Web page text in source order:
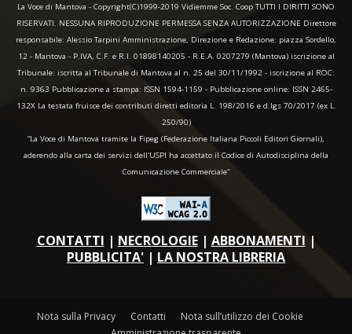
La Voce di Mantova - Copyright(C)1999-2019 Vidiemme Soc. Coop TUTTI I DIRITTI SONO
RISERVATI. NESSUNA RIPRODUZIONE PERMESSA SENZA AUTORIZZAZIONE Direttore
responsabile: Alessio Tarpini Amministrazione, Direzione e Redazione: piazza Sordello,
12 - Mantova - P.IVA, C.F. e R.I. 01898140205 - R.E.A. 0207279 (Mantova) iscrizione al
Tribunale: iscritta al Tribunale di Mantova al n. 25 del 30/11/1992 - iscrizione al ROC:
n. 9363 Pubblicazione a stampa: ISSN 1594-1159 - Pubblicazione online: ISSN 2465-
132X La testata fruisce dei contributi diretti editoria L. 198/2016 e d.lgs 70/2017 (ex L.
250/90)
“La Voce di Mantova tramite la Fipeg (Federazione Italiana Piccoli Editori Giornali),
aderendo alla carta dei servizi dell'USPI ha accettato il Codice di Autodisciplina della
Comunicazione Commerciale"
CONTATTI | NECROLOGIE| ABBONAMENTI |
PUBBLICITA' | LA NOSTRA LIBRERIA
Nota sulla Privacy Contatti
Nota sull’utilizzo dei Cookie